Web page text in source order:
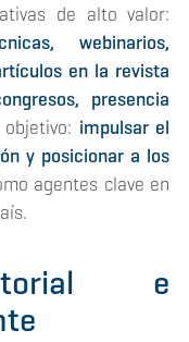
de alto valor:
webinarios,
en la revista
presencia
impulsar el
y posicionar a los
agentes clave en
e